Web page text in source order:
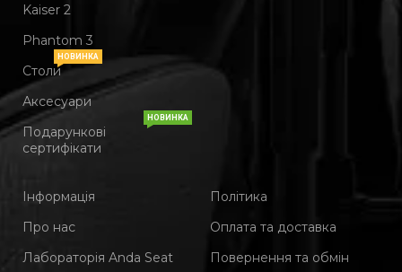
Kaiser 2
Phantom 3
Столи
НОВИНКА
Аксесуари
Подарункові
сертифікати
НОВИНКА
Інформація
Про нас
Лабораторія Anda Seat
Політика
Оплата та доставка
Повернення та обмін